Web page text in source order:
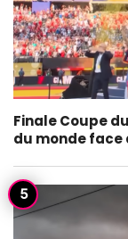
Finale Coupe
du monde face